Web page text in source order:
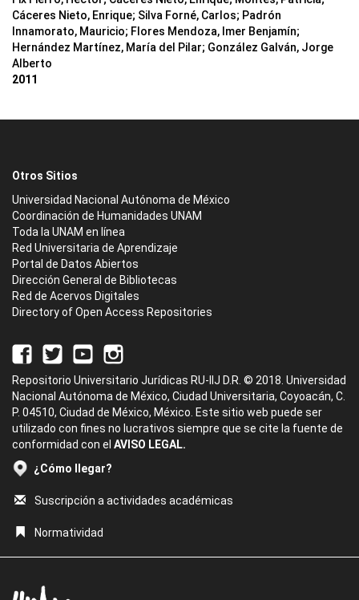
Cáceres Nieto, Enrique; Silva Forné, Carlos; Padrón
Innamorato, Mauricio; Flores Mendoza, Imer Benjamín;
Hernández Martínez, María del Pilar; González Galván, Jorge
Alberto
2011
Otros Sitios
Universidad Nacional Autónoma de México
Coordinación de Humanidades UNAM
Toda la UNAM en línea
Red Universitaria de Aprendizaje
Portal de Datos Abiertos
Dirección General de Bibliotecas
Red de Acervos Digitales
Directory of Open Access Repositories
Repositorio Universitario Jurídicas RU-IIJ D.R. © 2018. Universidad
Nacional Autónoma de México, Ciudad Universitaria, Coyoacán, C.
P. 04510, Ciudad de México, México. Este sitio web puede ser
utilizado con fines no lucrativos siempre que se cite la fuente de
conformidad con el AVISO LEGAL.
¿Cómo llegar?
Suscripción a actividades académicas
Normatividad